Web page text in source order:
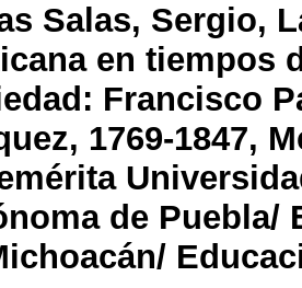
Salas, Sergio,
en tiempos
Francisco
1769-1847,
de Puebla/